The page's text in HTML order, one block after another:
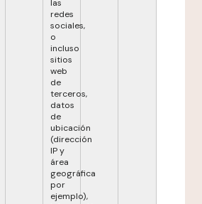
las
redes
sociales,
o
incluso
sitios
web
de
terceros,
datos
de
ubicación
(dirección
IP y
área
geográfica
por
ejemplo),